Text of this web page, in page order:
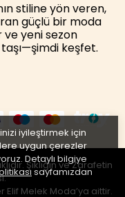
iyileştirmek için
uygun çerezler
Detaylı bilgiye
sayfamızdan
stiline yön veren,
güçlü bir moda
ve yeni sezon
keşfet.
Şıklığın ve Zarafetin
Melek Moda’ya aittir.